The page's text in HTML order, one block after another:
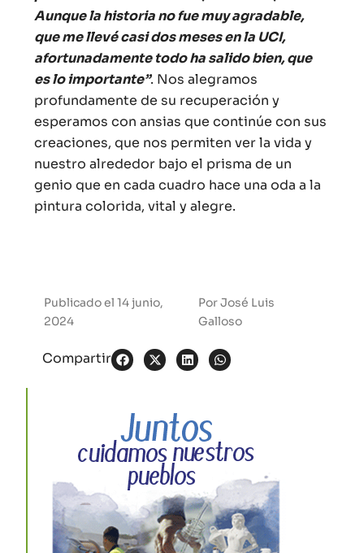
Aunque la historia no fue muy agradable,
que me llevé casi dos meses en la UCI,
afortunadamente todo ha salido bien, que
es lo importante”. Nos alegramos
profundamente de su recuperación y
esperamos con ansias que continúe con sus
creaciones, que nos permiten ver la vida y
nuestro alrededor bajo el prisma de un
genio que en cada cuadro hace una oda a la
pintura colorida, vital y alegre.
Publicado el14 junio,
2024
PorJosé Luis
Galloso
Compartir